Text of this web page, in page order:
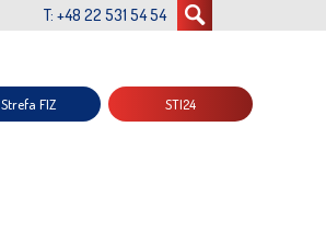
T: +48 22 531 54 54
Strefa FIZ STI24